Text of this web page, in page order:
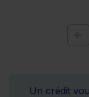
Un crédit